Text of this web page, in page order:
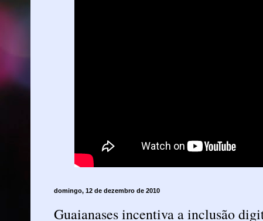
domingo, 12 de dezembro de 2010
Guaianases incentiva a inclusão